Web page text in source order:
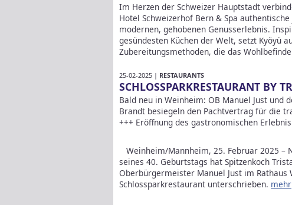
Im Herzen der Schweizer Hauptstadt
Hotel Schweizerhof Bern & Spa
modernen, gehobenen Genusserlebnis.
gesündesten Küchen der Welt, setzt Kyöyü
Zubereitungsmethoden, die das
25-02-2025 | RESTAURANTS
SCHLOSSPARKRESTAURANT BY
Bald neu in Weinheim: OB Manuel Just
Brandt besiegeln den Pachtvertrag für die
+++ Eröffnung des gastronomischen
Weinheim/Mannheim, 25. Februar 2025 –
seines 40. Geburtstags hat Spitzenkoch
Oberbürgermeister Manuel Just im
Schlossparkrestaurant unterschrieben. mehr